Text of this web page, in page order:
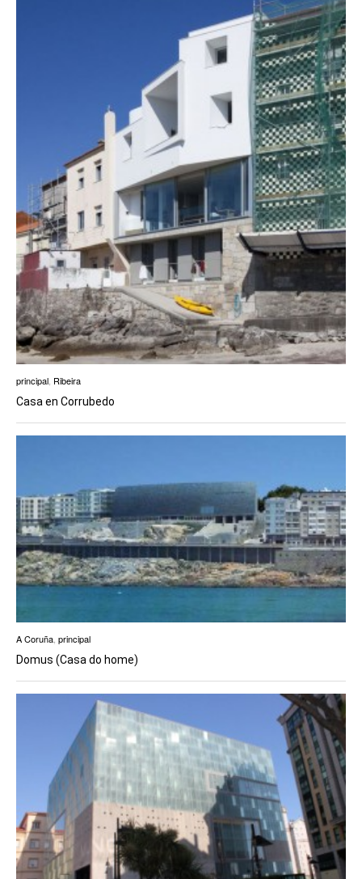
principal Ribeira
Casa en Corrubedo
A Coruña principal
Domus (Casa do home)